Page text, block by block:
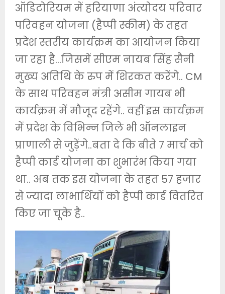
ऑडिटोरियम में हरियाणा अंत्योदय परिवार
परिवहन योजना (हैप्पी स्कीम) के तहत
प्रदेश स्तरीय कार्यक्रम का आयोजन किया
जा रहा है…जिसमें सीएम नायब सिंह सैनी
मुख्य अतिथि के रुप में शिरकत करेंगे.. CM
के साथ परिवहन मंत्री असीम गायब भी
कार्यक्रम में मौजूद रहेंगे.. वहीं इस कार्यक्रम
में प्रदेश के विभिन्न जिले भी ऑनलाइन
प्राणाली से जुड़ेंगे..बता दे कि बीते 7 मार्च को
हैप्पी कार्ड योजना का शुभारंभ किया गया
था.. अब तक इस योजना के तहत 57 हजार
से ज्यादा लाभार्थियों को हैप्पी कार्ड वितरित
किए जा चूके है..